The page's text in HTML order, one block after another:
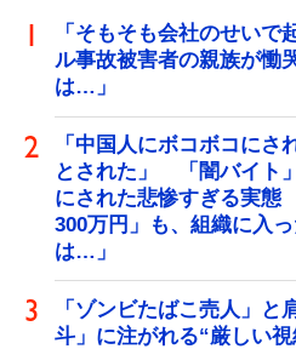
「そもそも会社のせい
ル事故被害者の親族が
は…」
「中国人にボコボコに
とされた」 「闇バイト
にされた悲惨すぎる実
300万円」も、組織に入
は…」
「ゾンビたばこ売人」
斗」に注がれる“厳しい